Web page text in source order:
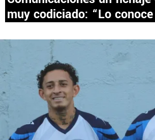
PANAMÁ
NICARAGUA
CONCACAF
FÚTBOL INTERNACIONAL
muy codiciado: “Lo